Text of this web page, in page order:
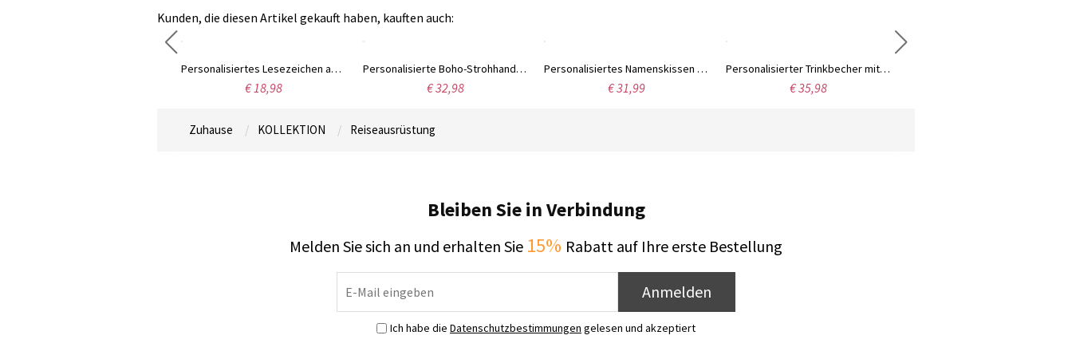
Kunden, die diesen Artikel gekauft haben, kauften auch:
Personalisiertes Lesezeichen aus Metall mit Geburtsblume und Schmetterling, graviert mit Namen, Buchaccessoire, Geburtstags-/Hochzeitsgeschenk für Brautjungfern/Buchliebhaber/Leser
€ 18,98
Personalisierte Boho-Strohhandtasche mit Blumenmuster und Garnnamen, gewebte Strandtasche für kleine Mädchen, Geburtstags-/Weihnachts-/Hochzeitsgeschenk für Frauen/Kinder/Blumenmädchen
€ 32,98
Personalisiertes Namenskissen mit klassischem Winnie-Puuh-Buchstabenmotiv, Plüschkissen mit 3D-Alphabet, Kinderzimmerdekoration, Oster-/Geburtstagsgeschenk für Kinder/Jungen/Mädchen
€ 31,99
Personalisierter Trinkbecher mit Namen und Geburtsblumen im Aquarell-Stil, Edelstahl, 590 ml, isolierter Reisebecher mit Deckel, Geburtstags-/Muttertagsgeschenk für Sie/Mama/Frauen
€ 35,98
Zuhause KOLLEKTION Reiseausrüstung
Bleiben Sie in Verbindung
Melden Sie sich an und erhalten Sie 15% Rabatt auf Ihre erste Bestellung
Anmelden
Ich habe die Datenschutzbestimmungen gelesen und akzeptiert